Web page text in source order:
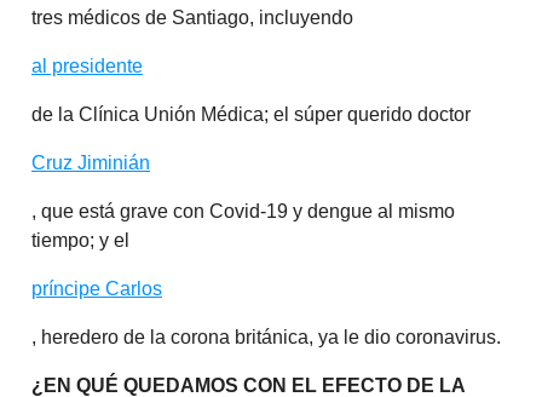
tres médicos de Santiago, incluyendo
al presidente
de la Clínica Unión Médica; el súper querido doctor
Cruz Jiminián
, que está grave con Covid-19 y dengue al mismo
tiempo; y el
príncipe Carlos
, heredero de la corona británica, ya le dio coronavirus.
¿EN QUÉ QUEDAMOS CON EL EFECTO DE LA